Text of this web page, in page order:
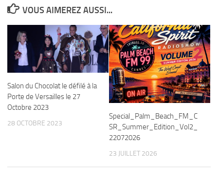
VOUS AIMEREZ AUSSI...
Salon du Chocolat le défilé à la
Porte de Versailles le 27
Octobre 2023
28 OCTOBRE 2023
Special_Palm_Beach_FM_C
SR_Summer_Edition_Vol2_
22072026
23 JUILLET 2026